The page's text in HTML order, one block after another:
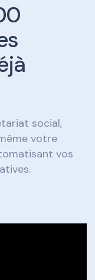
social,
votre
vos